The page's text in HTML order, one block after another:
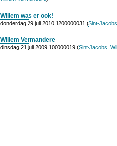
Willem was er ook!
donderdag 29 juli 2010 1200000031 (Sint-Jacobs
Willem Vermandere
dinsdag 21 juli 2009 100000019 (Sint-Jacobs